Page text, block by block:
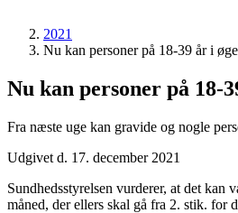
2021
Nu kan personer på 18-39 år i
Nu kan personer på
Fra næste uge kan gravide og nogle
Udgivet d. 17. december 2021
Sundhedsstyrelsen vurderer, at det
måned, der ellers skal gå fra 2. stik. for